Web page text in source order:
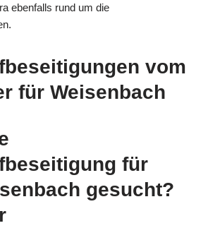
ebenfalls rund um die
vom
für Weisenbach
für
gesucht?